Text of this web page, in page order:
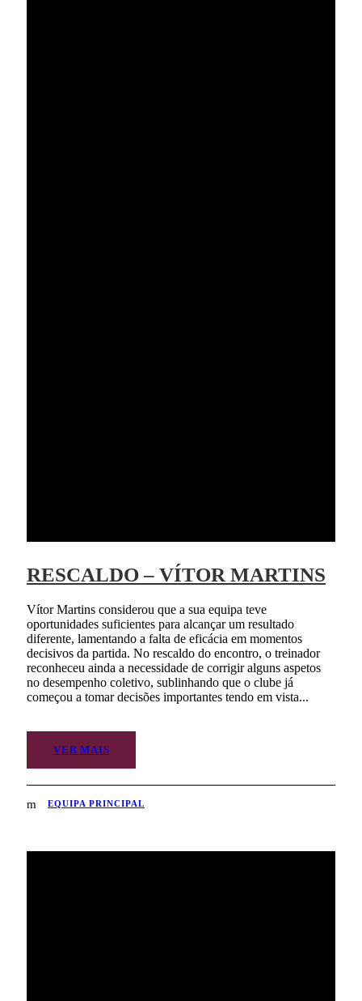
RESCALDO – VÍTOR MARTINS
Vítor Martins considerou que a sua equipa teve
oportunidades suficientes para alcançar um resultado
diferente, lamentando a falta de eficácia em momentos
decisivos da partida. No rescaldo do encontro, o treinador
reconheceu ainda a necessidade de corrigir alguns aspetos
no desempenho coletivo, sublinhando que o clube já
começou a tomar decisões importantes tendo em vista...
VER MAIS
EQUIPA PRINCIPAL